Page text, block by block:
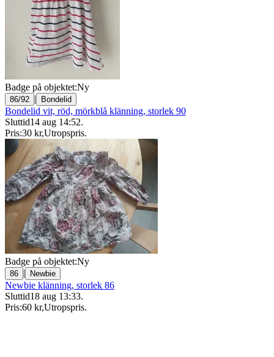
Badge på objektet:Ny
86/92 | Bondelid
Bondelid vit, röd, mörkblå klänning, storlek 90
Sluttid14 aug 14:52.
Pris:30 kr,Utropspris.
Badge på objektet:Ny
86 | Newbie
Newbie klänning, storlek 86
Sluttid18 aug 13:33.
Pris:60 kr,Utropspris.